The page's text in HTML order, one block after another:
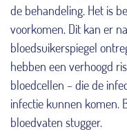
de behandeling. Het is
voorkomen. Dit kan er
bloedsuikerspiegel
hebben een verhoogd
bloedcellen – die de
infectie kunnen komen.
bloedvaten stugger.